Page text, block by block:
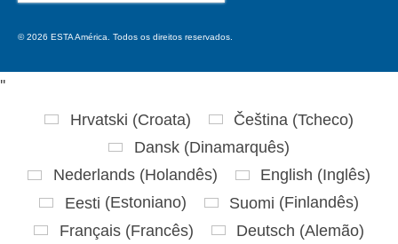
for:
© 2026 ESTA América. Todos os direitos reservados.
''
Hrvatski (Croata) Čeština (Tcheco)
Dansk(Dinamarquês)
Nederlands(Holandês) English (Inglês)
Eesti (Estoniano) Suomi (Finlandês)
Français(Francês) Deutsch (Alemão)